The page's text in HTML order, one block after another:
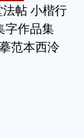
帖 小楷行
字作品集
范本西泠